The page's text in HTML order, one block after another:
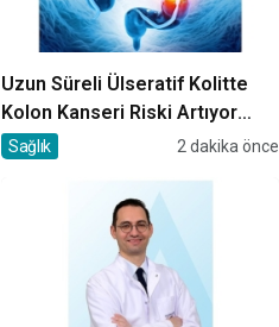
Uzun Süreli Ülseratif Kolitte
Kolon Kanseri Riski Artıyor
mu?
Sağlık 2 dakika önce